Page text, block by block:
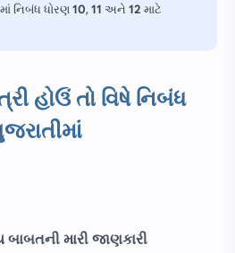
નિબંધ ધોરણ10,11 અને 12 માટે
હોઉં તો વિષે નિબંધ
બાબતની મારી જાણકારી